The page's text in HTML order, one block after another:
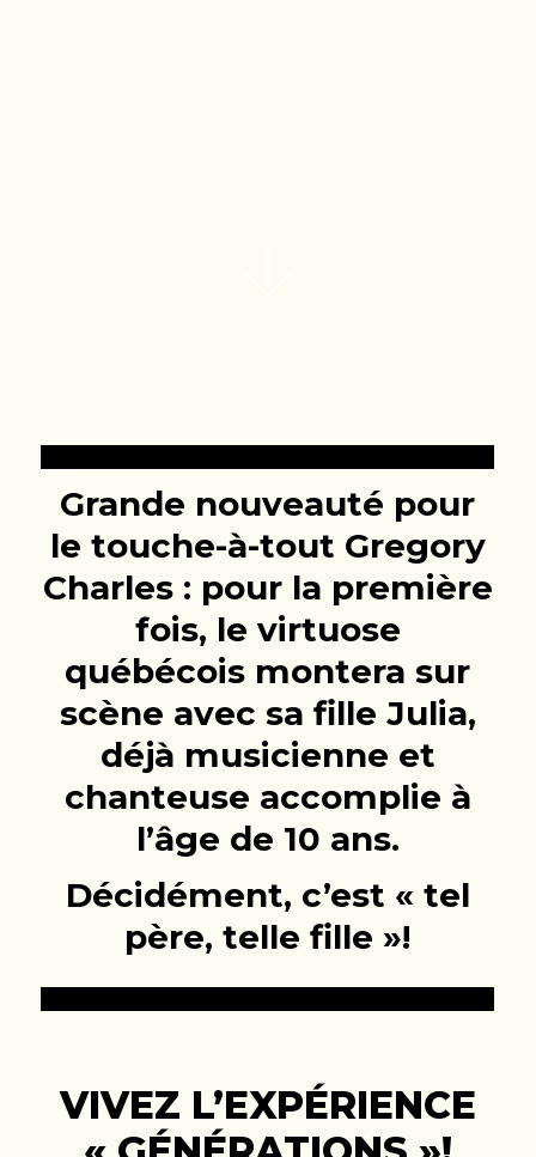
Grande nouveauté pour
le touche-à-tout Gregory
Charles : pour la première
fois, le virtuose
québécois montera sur
scène avec sa fille Julia,
déjà musicienne et
chanteuse accomplie à
l’âge de 10 ans.
Décidément, c’est « tel
père, telle fille »!
VIVEZ L’EXPÉRIENCE